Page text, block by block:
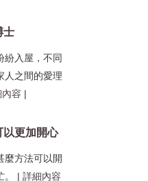
士
紛入屋，不同
人之間的愛理
容 |
更加開心
麼方法可以開
。 | 詳細內容